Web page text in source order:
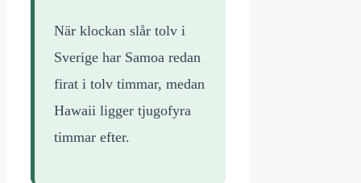
När klockan slår tolv i
Sverige har Samoa redan
firat i tolv timmar, medan
Hawaii ligger tjugofyra
timmar efter.